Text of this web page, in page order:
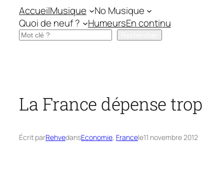
AccueilMusique
No Musique
Quoi de neuf ?
HumeursEn continu
Rechercher
La France dépense trop
Écrit parRehvedansEconomie, Francele11 novembre 2012